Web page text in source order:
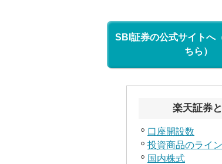
SBI証券の公式サイトへ
ちら）
楽天証券
口座開設数
投資商品のライ
国内株式